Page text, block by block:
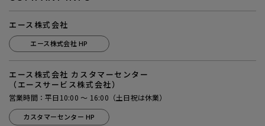
エース株式会社
エース株式会社 HP
エース株式会社 カスタマーセンター
（エースサービス株式会社）
営業時間：平日10:00 ～ 16:00（土日祝は休業）
カスタマーセンター HP